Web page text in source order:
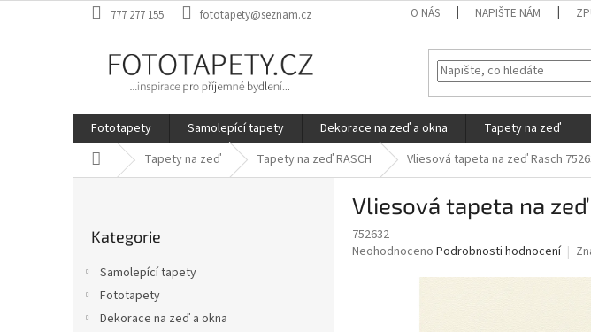
na
777 277 155 fototapety@seznam.cz O NÁS NAPIŠTE NÁM
Fototapety Samolepící tapety Dekorace na zeď a okna Tapety na zeď
Domů Tapety na zeď Tapety na zeď RASCH Vliesová tapeta na zeď Rasch
kategorie
Kategorie
Samolepící tapety
Fototapety
Dekorace na zeď a okna
Vliesová tapeta na zeď
752632
Průměrné
Neohodnoceno Podrobnosti hodnocení